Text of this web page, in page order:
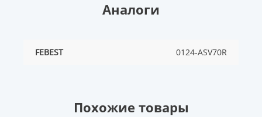
Аналоги
FEBEST 0124-ASV70R
Похожие товары